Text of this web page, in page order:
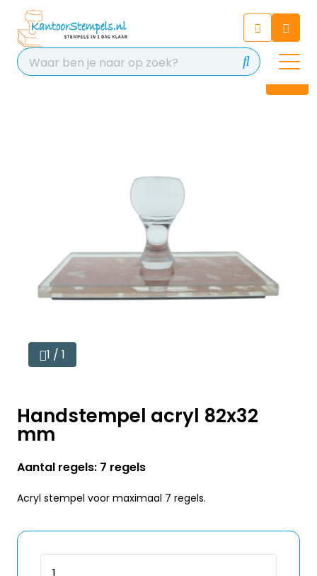
Chat 24/7 met onze chatbot
voor hulp
Contact
1 / 1
Handstempel acryl 82x32
mm
Aantal regels: 7 regels
Acryl stempel voor maximaal 7 regels.